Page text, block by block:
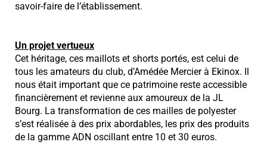
savoir-faire de l’établissement.
Un projet vertueux
Cet héritage, ces maillots et shorts portés, est celui de
tous les amateurs du club, d’Amédée Mercier à Ekinox. Il
nous était important que ce patrimoine reste accessible
financièrement et revienne aux amoureux de la JL
Bourg. La transformation de ces mailles de polyester
s’est réalisée à des prix abordables, les prix des produits
de la gamme ADN oscillant entre 10 et 30 euros.